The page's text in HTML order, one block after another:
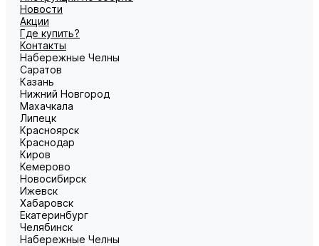
Новости
Акции
Где купить?
Контакты
Набережные Челны
Саратов
Казань
Нижний Новгород
Махачкала
Липецк
Красноярск
Краснодар
Киров
Кемерово
Новосибирск
Ижевск
Хабаровск
Екатеринбург
Челябинск
Набережные Челны